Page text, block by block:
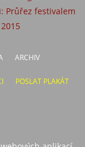
Průřez festivalem
ARCHIV
POSLAT PLAKÁT